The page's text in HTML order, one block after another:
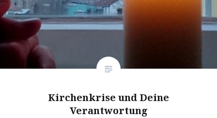
Kirchenkrise und Deine
Verantwortung